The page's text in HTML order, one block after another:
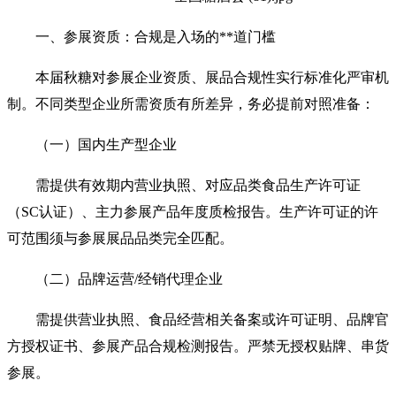
一、参展资质：合规是入场的**道门槛
本届秋糖对参展企业资质、展品合规性实行标准化严审机
制。不同类型企业所需资质有所差异，务必提前对照准备：
（一）国内生产型企业
需提供有效期内营业执照、对应品类食品生产许可证
（SC认证）、主力参展产品年度质检报告。生产许可证的许
可范围须与参展展品品类完全匹配。
（二）品牌运营/经销代理企业
需提供营业执照、食品经营相关备案或许可证明、品牌官
方授权证书、参展产品合规检测报告。严禁无授权贴牌、串货
参展。